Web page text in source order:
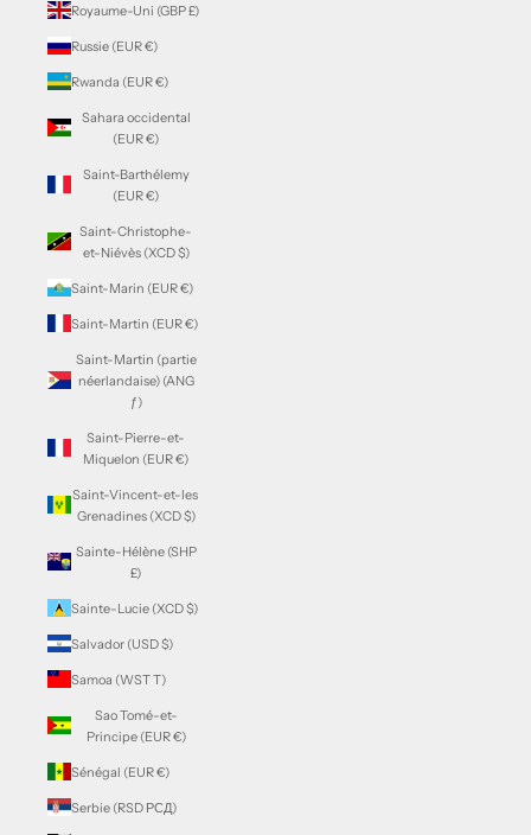
Royaume-Uni (GBP £)
Russie (EUR €)
Rwanda (EUR €)
Sahara occidental
(EUR €)
Saint-Barthélemy
(EUR €)
Saint-Christophe-
et-Niévès (XCD $)
Saint-Marin (EUR €)
Saint-Martin (EUR €)
Saint-Martin (partie
néerlandaise) (ANG
ƒ)
Saint-Pierre-et-
Miquelon (EUR €)
Saint-Vincent-et-les
Grenadines (XCD $)
Sainte-Hélène (SHP
£)
Sainte-Lucie (XCD $)
Salvador (USD $)
Samoa (WST T)
Sao Tomé-et-
Principe (EUR €)
Sénégal (EUR €)
Serbie (RSD РСД)